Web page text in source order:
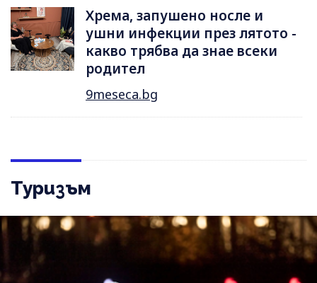
Хрема, запушено носле и
ушни инфекции през лятотo -
какво трябва да знае всеки
родител
9meseca.bg
Туризъм